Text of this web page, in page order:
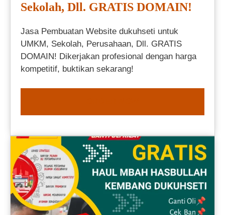
Sekolah, Dll. GRATIS DOMAIN!
Jasa Pembuatan Website dukuhseti untuk
UMKM, Sekolah, Perusahaan, Dll. GRATIS
DOMAIN! Dikerjakan profesional dengan harga
kompetitif, buktikan sekarang!